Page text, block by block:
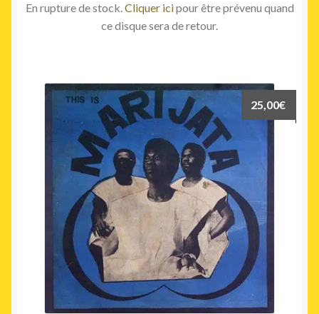
En rupture de stock.Cliquer icipour être prévenu quand
ce disque sera de retour.
25,00€